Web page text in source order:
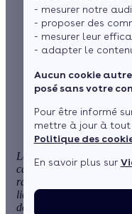
- mesurer notre
- proposer des
- mesurer leur
- adapter le
Aucun cookie
posé sans votre
Pour être informé
mettre à jour à tout
Politique des
En savoir plus sur
parL’équipe
Sommaire
Présentation du
l'exploitant
Les radiateurs à fluide
catégorie des radiateurs
radiateurs à inertie
liquide de synthèse,
douce et homogène. Ce